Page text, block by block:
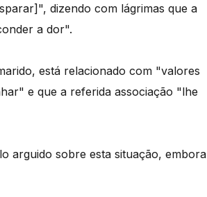
dizendo com lágrimas que a
a dor".
está relacionado com "valores
e que a referida associação "lhe
arguido sobre esta situação, embora